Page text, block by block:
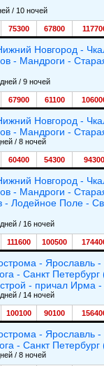
/ 10 ночей
75300 67800
Новгород -
- Мандроги -
/ 9 ночей
67900 61100
Новгород -
- Мандроги -
/ 8 ночей
60400 54300 94300
Новгород -
- Мандроги -
- Лодейное Поле -
/ 16 ночей
111600 100500
-
- Санкт
- причал Ирма
/ 14 ночей
100100 90100
-
- Санкт
/ 8 ночей